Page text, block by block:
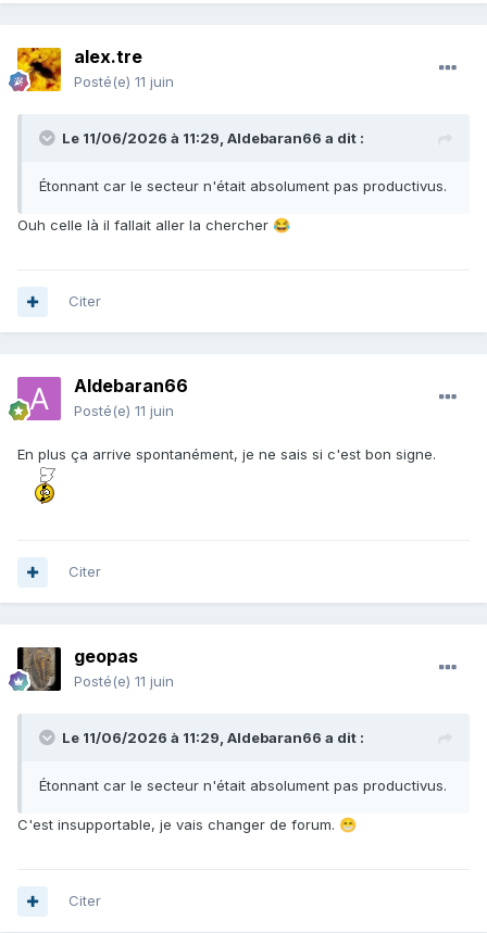
alex.tre
Posté(e) 11 juin
Le 11/06/2026 à 11:29, Aldebaran66 a dit :
Étonnant car le secteur n'était absolument pas productivus.
Ouh celle là il fallait aller la chercher 😂
Citer
Aldebaran66
Posté(e) 11 juin
En plus ça arrive spontanément, je ne sais si c'est bon signe.
Citer
geopas
Posté(e) 11 juin
Le 11/06/2026 à 11:29, Aldebaran66 a dit :
Étonnant car le secteur n'était absolument pas productivus.
C'est insupportable, je vais changer de forum. 😁
Citer